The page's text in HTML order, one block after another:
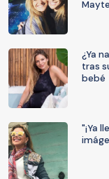
Mayte
¿Ya
tras
bebé
"¡Ya